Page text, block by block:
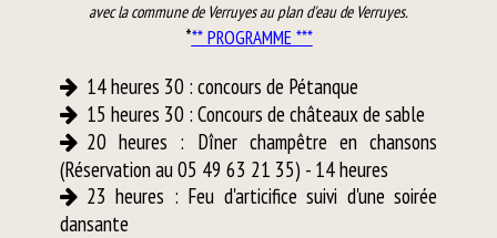
avec la commune de Verruyes au plan d'eau de Verruyes.
*** PROGRAMME ***
14 heures 30 : concours de Pétanque
15 heures 30 : Concours de châteaux de sable
20 heures : Dîner champêtre en chansons
(Réservation au 05 49 63 21 35) - 14 heures
23 heures : Feu d'articifice suivi d'une soirée
dansante